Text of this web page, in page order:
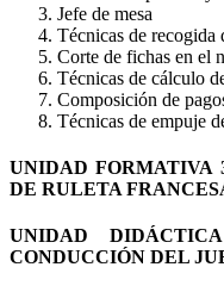
Jefe de mesa
Técnicas de recogida
Corte de fichas en el
Técnicas de cálculo
Composición de
Técnicas de empuje
UNIDAD FORMATIVA
DE RULETA
UNIDAD
CONDUCCIÓN DEL